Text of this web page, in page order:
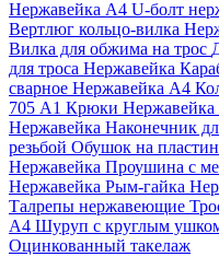
Нержавейка А4 U-болт
Вертлюг кольцо-вилка
Вилка для обжима на трос
для троса Нержавейка
сварное Нержавейка A4
705 А1 Крюки Нержавейка
Нержавейка Наконечник
резьбой Обушок на
Нержавейка Проушина с
Нержавейка Рым-гайка
Талрепы нержавеющие
А4 Шуруп с круглым
Оцинкованный такелаж